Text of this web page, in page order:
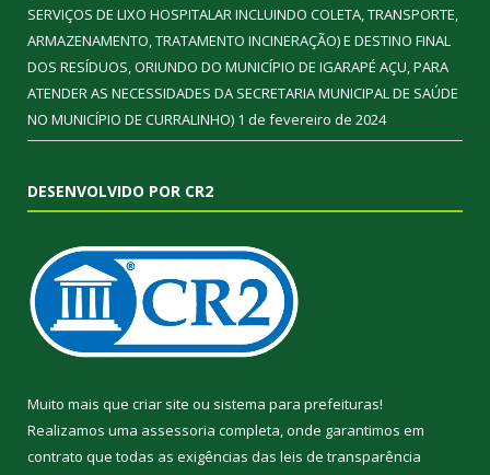
SERVIÇOS DE LIXO HOSPITALAR INCLUINDO COLETA, TRANSPORTE,
ARMAZENAMENTO, TRATAMENTO INCINERAÇÃO) E DESTINO FINAL
DOS RESÍDUOS, ORIUNDO DO MUNICÍPIO DE IGARAPÉ AÇU, PARA
ATENDER AS NECESSIDADES DA SECRETARIA MUNICIPAL DE SAÚDE
NO MUNICÍPIO DE CURRALINHO) 1 de fevereiro de 2024
DESENVOLVIDO POR CR2
Muito mais que criar site ou sistema para prefeituras!
Realizamos uma assessoria completa, onde garantimos em
contrato que todas as exigências das leis de transparência